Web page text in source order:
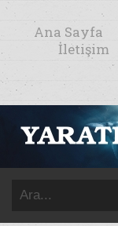
Ana Sayfa
İletişim